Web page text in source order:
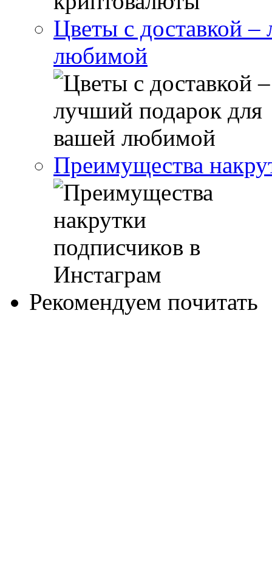
Цветы с доставкой
любимой
Преимущества
Рекомендуем почитать